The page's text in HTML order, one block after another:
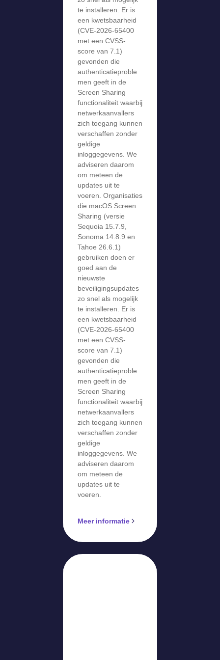
te installeren. Er is
een kwetsbaarheid
(CVE-2026-65400
met een CVSS-
score van 7.1)
gevonden die
authenticatieproble
men geeft in de
Screen Sharing
functionaliteit waarbij
netwerkaanvallers
zich toegang kunnen
verschaffen zonder
geldige
inloggegevens. We
adviseren daarom
om meteen de
updates uit te
voeren. Organisaties
die macOS Screen
Sharing (versie
Sequoia 15.7.9,
Sonoma 14.8.9 en
Tahoe 26.6.1)
gebruiken doen er
goed aan de
nieuwste
beveiligingsupdates
zo snel als mogelijk
te installeren. Er is
een kwetsbaarheid
(CVE-2026-65400
met een CVSS-
score van 7.1)
gevonden die
authenticatieproble
men geeft in de
Screen Sharing
functionaliteit waarbij
netwerkaanvallers
zich toegang kunnen
verschaffen zonder
geldige
inloggegevens. We
adviseren daarom
om meteen de
updates uit te
voeren.
Meer informatie